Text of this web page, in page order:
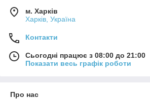
м. Харків
Харків, Україна
Контакти
Сьогодні працює з 08:00 до 21:00
Показати весь графік роботи
Про нас